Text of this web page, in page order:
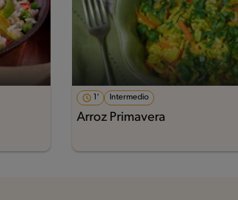
1' Intermedio
Arroz Primavera